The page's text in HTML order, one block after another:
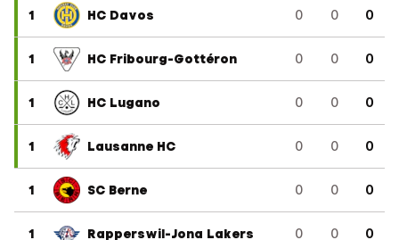
1 HC Davos 0 0 0
1 HC Fribourg-Gottéron 0 0 0
1 HC Lugano 0 0 0
1 Lausanne HC 0 0 0
1 SC Berne 0 0 0
1 Rapperswil-Jona Lakers 0 0 0